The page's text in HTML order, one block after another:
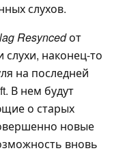
слухов.
Resyncedот
наконец-то
на последней
В нем будут
о старых
новые
вновь